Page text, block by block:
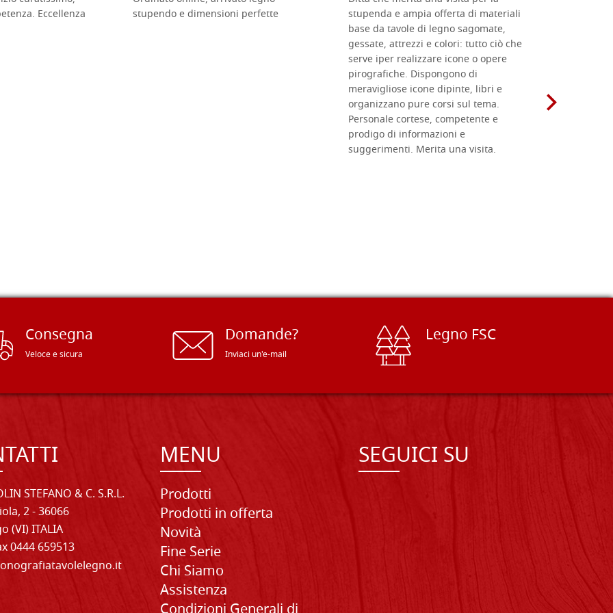
Eccellenza
stupendo e dimensioni perfette
stupenda e ampia offerta di materiali
base da tavole di legno sagomate,
gessate, attrezzi e colori: tutto ciò che
serve iper realizzare icone o opere
pirografiche. Dispongono di
meravigliose icone dipinte, libri e
organizzano pure corsi sul tema.
Personale cortese, competente e
prodigo di informazioni e
suggerimenti. Merita una visita.
Consegna
Veloce e sicura
Domande?
Inviaci un'e-mail
Legno FSC
STEFANO & C. S.R.L.
2 - 36066
(VI) ITALIA
0444 659513
MENU
Prodotti
Prodotti in offerta
Novità
Fine Serie
Chi Siamo
Assistenza
SEGUICI SU